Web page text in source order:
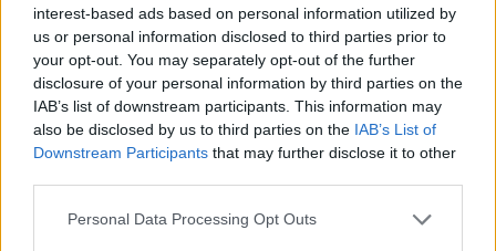
interest-based ads based on personal information utilized by
us or personal information disclosed to third parties prior to
your opt-out. You may separately opt-out of the further
disclosure of your personal information by third parties on the
IAB’s list of downstream participants. This information may
also be disclosed by us to third parties on the IAB’s List of
Downstream Participants that may further disclose it to other
Personal Data Processing Opt Outs
Efficacité
Quantité effets secondaires
Prescrit en octobre 2018 pour un état de stress post
traumatique causé par différents traumas que je traînais
depuis des années avec un état anxio dépressif
important, des accès de colère, un état de stress
permanent.... Dès la première la prise j'ai immédiatement
ressenti un apaisement, un mieux être; je n'ai plus ces